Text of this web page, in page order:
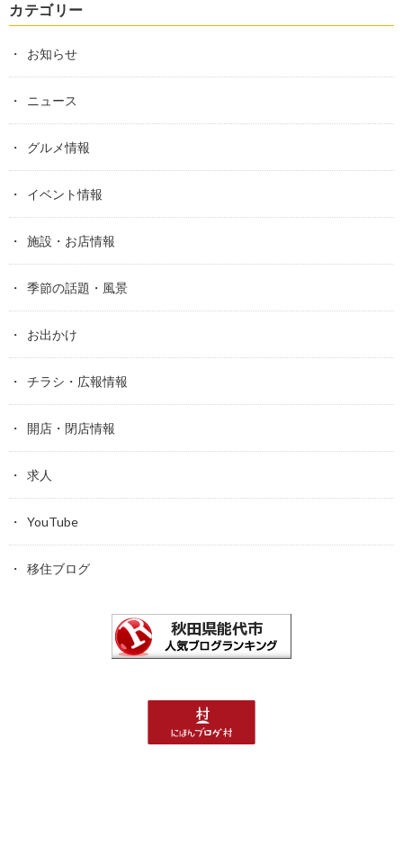
カテゴリー
お知らせ
ニュース
グルメ情報
イベント情報
施設・お店情報
季節の話題・風景
お出かけ
チラシ・広報情報
開店・閉店情報
求人
YouTube
移住ブログ